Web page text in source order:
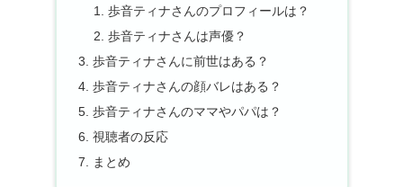
歩音ティナさんのプロフィールは？
歩音ティナさんは声優？
歩音ティナさんに前世はある？
歩音ティナさんの顔バレはある？
歩音ティナさんのママやパパは？
視聴者の反応
まとめ